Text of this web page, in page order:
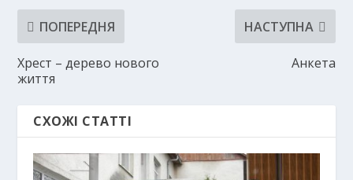
ПОПЕРЕДНЯ
Хрест – дерево нового
життя
НАСТУПНА
Анкета
СХОЖІ СТАТТІ